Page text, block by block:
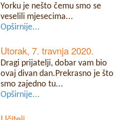
Yorku je nešto čemu smo se
veselili mjesecima...
Opširnije...
Utorak, 7. travnja 2020.
Dragi prijatelji, dobar vam bio
ovaj divan dan.Prekrasno je što
smo zajedno tu...
Opširnije...